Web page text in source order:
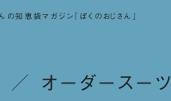
の知恵袋マガジン『ぼくのおじさん』
／ オーダースーツ